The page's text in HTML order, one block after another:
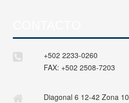
+502 2233-0260
FAX: +502 2508-7203
Diagonal 6 12-42 Zona 10